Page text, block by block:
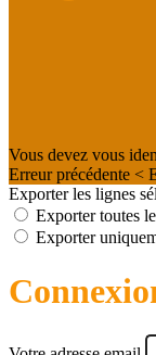
Vous devez vous
Erreur précédente <
Exporter les lignes
Exporter toutes
Exporter